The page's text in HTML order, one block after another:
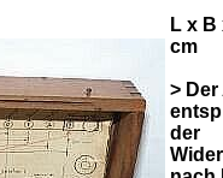
L x B
cm
>
der